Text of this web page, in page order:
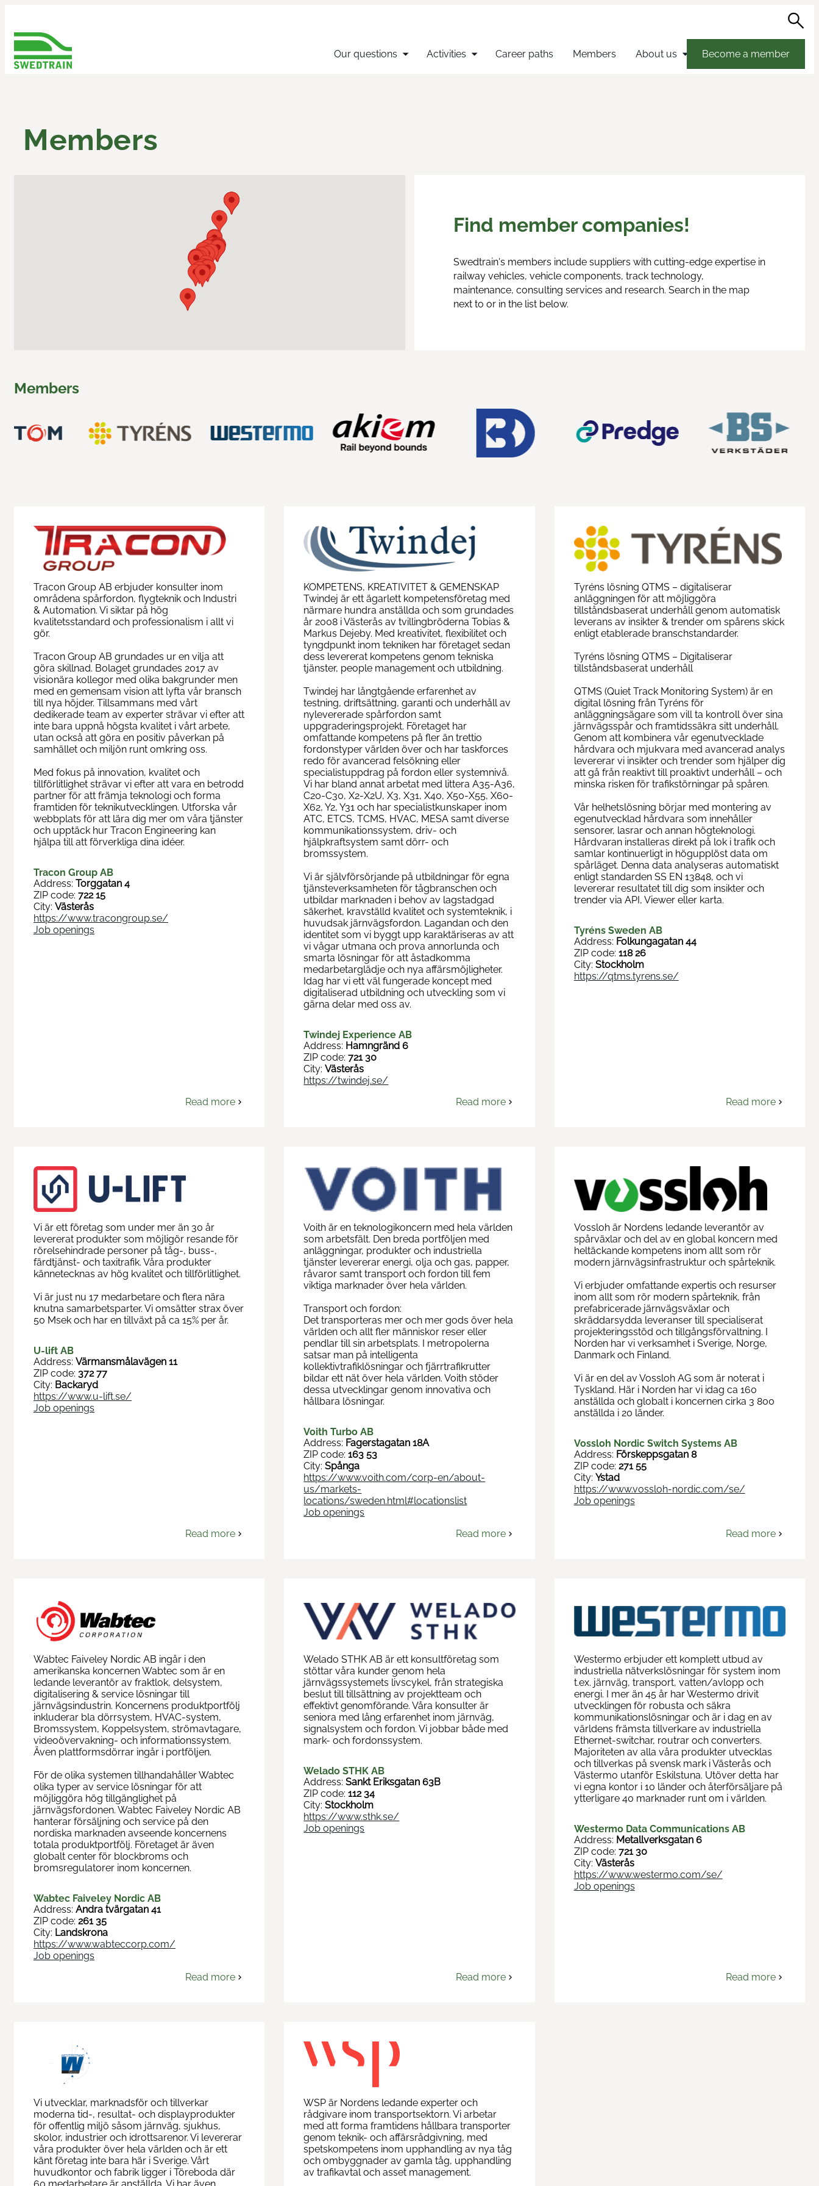
Our questions Activities Career paths Members About us Become a member
Members
Find member companies!
Swedtrain's members include suppliers with cutting-edge expertise in
railway vehicles, vehicle components, track technology,
maintenance, consulting services and research. Search in the map
next to or in the list below.
Members
Tracon Group AB erbjuder konsulter inom
områdena spårfordon, flygteknik och Industri
& Automation. Vi siktar på hög
kvalitetsstandard och professionalism i allt vi
gör.
Tracon Group AB grundades ur en vilja att
göra skillnad. Bolaget grundades 2017 av
visionära kollegor med olika bakgrunder men
med en gemensam vision att lyfta vår bransch
till nya höjder. Tillsammans med vårt
dedikerade team av experter strävar vi efter att
inte bara uppnå högsta kvalitet i vårt arbete,
utan också att göra en positiv påverkan på
samhället och miljön runt omkring oss.
Med fokus på innovation, kvalitet och
tillförlitlighet strävar vi efter att vara en betrodd
partner för att främja teknologi och forma
framtiden för teknikutvecklingen. Utforska vår
webbplats för att lära dig mer om våra tjänster
och upptäck hur Tracon Engineering kan
hjälpa till att förverkliga dina idéer.
Tracon Group AB
Address: Torggatan 4
ZIP code: 722 15
City: Västerås
https://www.tracongroup.se/
Job openings
Read more
om
KOMPETENS, KREATIVITET & GEMENSKAP
Twindej är ett ägarlett kompetensföretag med
närmare hundra anställda och som grundades
år 2008 i Västerås av tvillingbröderna Tobias &
Markus Dejeby. Med kreativitet, flexibilitet och
tyngdpunkt inom tekniken har företaget sedan
dess levererat kompetens genom tekniska
tjänster, people management och utbildning.
Twindej har långtgående erfarenhet av
testning, driftsättning, garanti och underhåll av
nylevererade spårfordon samt
uppgraderingsprojekt. Företaget har
omfattande kompetens på fler än trettio
fordonstyper världen över och har taskforces
redo för avancerad felsökning eller
specialistuppdrag på fordon eller systemnivå.
Vi har bland annat arbetat med littera A35-A36,
C20-C30, X2-X2U, X3, X31, X40, X50-X55, X60-
X62, Y2, Y31 och har specialistkunskaper inom
ATC, ETCS, TCMS, HVAC, MESA samt diverse
kommunikationssystem, driv- och
hjälpkraftsystem samt dörr- och
bromssystem.
Vi är självförsörjande på utbildningar för egna
tjänsteverksamheten för tågbranschen och
utbildar marknaden i behov av lagstadgad
säkerhet, kravställd kvalitet och systemteknik, i
huvudsak järnvägsfordon. Lagandan och den
identitet som vi byggt upp karaktäriseras av att
vi vågar utmana och prova annorlunda och
smarta lösningar för att åstadkomma
medarbetarglädje och nya affärsmöjligheter.
Idag har vi ett väl fungerade koncept med
digitaliserad utbildning och utveckling som vi
gärna delar med oss av.
Twindej Experience AB
Address: Hamngränd 6
ZIP code:721 30
City:Västerås
https://twindej.se/
Read more
om
Tyréns lösning QTMS – digitaliserar
anläggningen för att möjliggöra
tillståndsbaserat underhåll genom automatisk
leverans av insikter & trender om spårens skick
enligt etablerade branschstandarder.
Tyréns lösning QTMS – Digitaliserar
tillståndsbaserat underhåll
QTMS (Quiet Track Monitoring System) är en
digital lösning från Tyréns för
anläggningsägare som vill ta kontroll över sina
järnvägsspår och framtidssäkra sitt underhåll.
Genom att kombinera vår egenutvecklade
hårdvara och mjukvara med avancerad analys
levererar vi insikter och trender som hjälper dig
att gå från reaktivt till proaktivt underhåll – och
minska risken för trafikstörningar på spåren.
Vår helhetslösning börjar med montering av
egenutvecklad hårdvara som innehåller
sensorer, lasrar och annan högteknologi.
Hårdvaran installeras direkt på lok i trafik och
samlar kontinuerligt in högupplöst data om
spårläget. Denna data analyseras automatiskt
enligt standarden SS EN 13848, och vi
levererar resultatet till dig som insikter och
trender via API, Viewer eller karta.
Tyréns Sweden AB
Address: Folkungagatan 44
ZIP code: 118 26
City: Stockholm
https://qtms.tyrens.se/
Read more
om
Vi är ett företag som under mer än 30 år
levererat produkter som möjligör resande för
rörelsehindrade personer på tåg-, buss-,
färdtjänst- och taxitrafik. Våra produkter
kännetecknas av hög kvalitet och tillförlitlighet.
Vi är just nu 17 medarbetare och flera nära
knutna samarbetsparter. Vi omsätter strax över
50 Msek och har en tillväxt på ca 15% per år.
U-lift AB
Address: Värmansmålavägen 11
ZIP code: 372 77
City: Backaryd
https://www.u-lift.se/
Job openings
Read more
om
Voith är en teknologikoncern med hela världen
som arbetsfält. Den breda portföljen med
anläggningar, produkter och industriella
tjänster levererar energi, olja och gas, papper,
råvaror samt transport och fordon till fem
viktiga marknader över hela världen.
Transport och fordon:
Det transporteras mer och mer gods över hela
världen och allt fler människor reser eller
pendlar till sin arbetsplats. I metropolerna
satsar man på intelligenta
kollektivtrafiklösningar och fjärrtrafikrutter
bildar ett nät över hela världen. Voith stöder
dessa utvecklingar genom innovativa och
hållbara lösningar.
Voith Turbo AB
Address: Fagerstagatan 18A
ZIP code:163 53
City:Spånga
https://www.voith.com/corp-en/about-
us/markets-
locations/sweden.html#locationslist
Job openings
Read more
om
Vossloh är Nordens ledande leverantör av
spårväxlar och del av en global koncern med
heltäckande kompetens inom allt som rör
modern järnvägsinfrastruktur och spårteknik.
Vi erbjuder omfattande expertis och resurser
inom allt som rör modern spårteknik, från
prefabricerade järnvägsväxlar och
skräddarsydda leveranser till specialiserat
projekteringsstöd och tillgångsförvaltning. I
Norden har vi verksamhet i Sverige, Norge,
Danmark och Finland.
Vi är en del av Vossloh AG som är noterat i
Tyskland. Här i Norden har vi idag ca 160
anställda och globalt i koncernen cirka 3 800
anställda i 20 länder.
Vossloh Nordic Switch Systems AB
Address: Förskeppsgatan 8
ZIP code: 271 55
City: Ystad
https://www.vossloh-nordic.com/se/
Job openings
Read more
om
Wabtec Faiveley Nordic AB ingår i den
amerikanska koncernen Wabtec som är en
ledande leverantör av fraktlok, delsystem,
digitalisering & service lösningar till
järnvägsindustrin. Koncernens produktportfölj
inkluderar bla dörrsystem, HVAC-system,
Bromssystem, Koppelsystem, strömavtagare,
videoövervakning- och informationssystem.
Även plattformsdörrar ingår i portföljen.
För de olika systemen tillhandahåller Wabtec
olika typer av service lösningar för att
möjliggöra hög tillgänglighet på
järnvägsfordonen. Wabtec Faiveley Nordic AB
hanterar försäljning och service på den
nordiska marknaden avseende koncernens
totala produktportfölj. Företaget är även
globalt center för blockbroms och
bromsregulatorer inom koncernen.
Wabtec Faiveley Nordic AB
Address: Andra tvärgatan 41
ZIP code: 261 35
City: Landskrona
https://www.wabteccorp.com/
Job openings
Read more
om
Welado STHK AB är ett konsultföretag som
stöttar våra kunder genom hela
järnvägssystemets livscykel, från strategiska
beslut till tillsättning av projektteam och
effektivt genomförande. Våra konsulter är
seniora med lång erfarenhet inom järnväg,
signalsystem och fordon. Vi jobbar både med
mark- och fordonssystem.
Welado STHK AB
Address:Sankt Eriksgatan 63B
ZIP code:112 34
City:Stockholm
https://www.sthk.se/
Job openings
Read more
om
Westermo erbjuder ett komplett utbud av
industriella nätverkslösningar för system inom
t.ex. järnväg, transport, vatten/avlopp och
energi. I mer än 45 år har Westermo drivit
utvecklingen för robusta och säkra
kommunikationslösningar och är i dag en av
världens främsta tillverkare av industriella
Ethernet-switchar, routrar och converters.
Majoriteten av alla våra produkter utvecklas
och tillverkas på svensk mark i Västerås och
Västermo utanför Eskilstuna. Utöver detta har
vi egna kontor i 10 länder och återförsäljare på
ytterligare 40 marknader runt om i världen.
Westermo Data Communications AB
Address: Metallverksgatan 6
ZIP code: 721 30
City: Västerås
https://www.westermo.com/se/
Job openings
Read more
om
Vi utvecklar, marknadsför och tillverkar
moderna tid-, resultat- och displayprodukter
för offentlig miljö såsom järnväg, sjukhus,
skolor, industrier och idrottsarenor. Vi levererar
våra produkter över hela världen och är ett
känt företag inte bara här i Sverige. Vårt
huvudkontor och fabrik ligger i Töreboda där
WSP är Nordens ledande experter och
rådgivare inom transportsektorn. Vi arbetar
med att forma framtidens hållbara transporter
genom teknik- och affärsrådgivning, med
spetskompetens inom upphandling av nya tåg
och ombyggnader av gamla tåg, upphandling
av trafikavtal och asset management.